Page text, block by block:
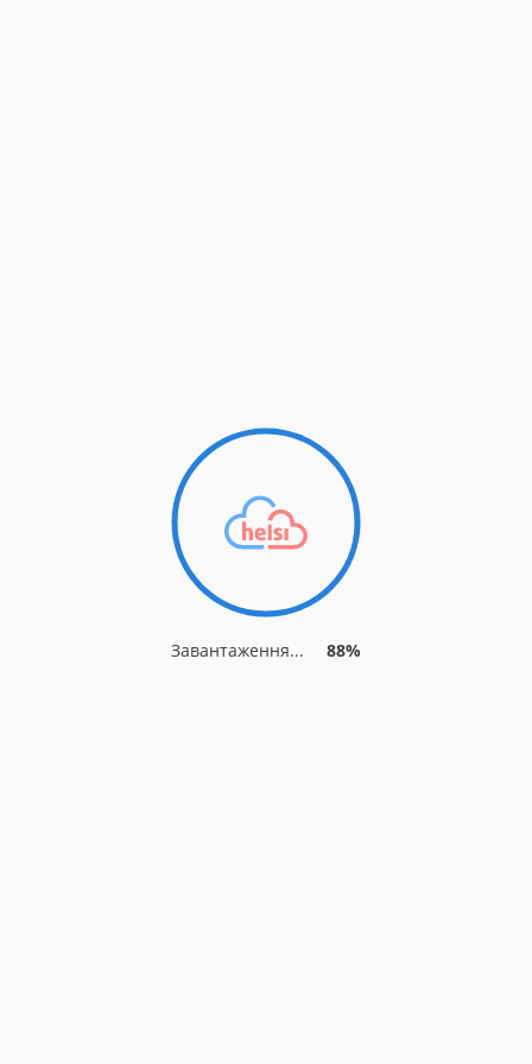
Завантаження... 88%